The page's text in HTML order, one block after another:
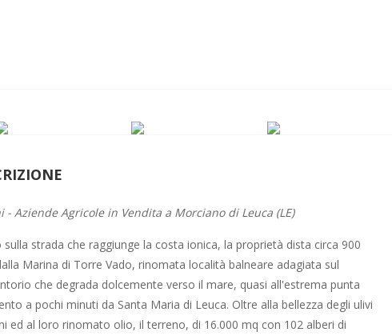
- Aziende Agricole in Vendita a Morciano di Leuca (LE)
sulla strada che raggiunge la costa ionica, la proprietà dista circa 900
Marina di Torre Vado, rinomata località balneare adagiata sul
che degrada dolcemente verso il mare, quasi all'estrema punta
a pochi minuti da Santa Maria di Leuca. Oltre alla bellezza degli ulivi
ed al loro rinomato olio, il terreno, di 16.000 mq con 102 alberi di